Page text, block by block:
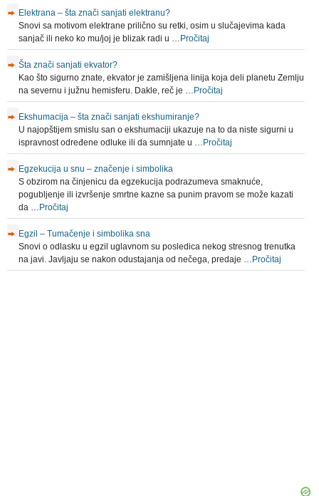
Elektrana – šta znači sanjati elektranu?
Snovi sa motivom elektrane prilično su retki, osim u slučajevima kada
sanjač ili neko ko mu/joj je blizak radi u … Pročitaj
Šta znači sanjati ekvator?
Kao što sigurno znate, ekvator je zamišljena linija koja deli planetu Zemlju
na severnu i južnu hemisferu. Dakle, reč je … Pročitaj
Ekshumacija – šta znači sanjati ekshumiranje?
U najopštijem smislu san o ekshumaciji ukazuje na to da niste sigurni u
ispravnost određene odluke ili da sumnjate u … Pročitaj
Egzekucija u snu – značenje i simbolika
S obzirom na činjenicu da egzekucija podrazumeva smaknuće,
pogubljenje ili izvršenje smrtne kazne sa punim pravom se može kazati
da … Pročitaj
Egzil – Tumačenje i simbolika sna
Snovi o odlasku u egzil uglavnom su posledica nekog stresnog trenutka
na javi. Javljaju se nakon odustajanja od nečega, predaje … Pročitaj